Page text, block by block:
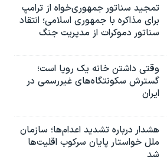
تمجید سناتور جمهوری‌خواه از ترامپ
برای مذاکره با جمهوری اسلامی؛ انتقاد
سناتور دموکرات از مدیریت جنگ
وقتی داشتن خانه یک رویا است؛
گسترش سکونتگاه‌های غیررسمی در
ایران
هشدار درباره تشدید اعدام‌ها؛ سازمان
ملل خواستار پایان سرکوب اقلیت‌ها
شد